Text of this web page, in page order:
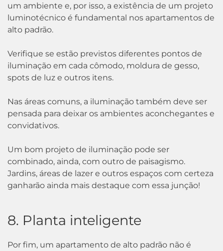
um ambiente e, por isso, a existência de um projeto
luminotécnico é fundamental nos apartamentos de
alto padrão.
Verifique se estão previstos diferentes pontos de
iluminação em cada cômodo, moldura de gesso,
spots de luz e outros itens.
Nas áreas comuns, a iluminação também deve ser
pensada para deixar os ambientes aconchegantes e
convidativos.
Um bom projeto de iluminação pode ser
combinado, ainda, com outro de paisagismo.
Jardins, áreas de lazer e outros espaços com certeza
ganharão ainda mais destaque com essa junção!
8. Planta inteligente
Por fim, um apartamento de alto padrão não é